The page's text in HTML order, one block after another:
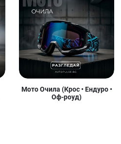
Мото Очила (Крос • Ендуро •
Оф-роуд)